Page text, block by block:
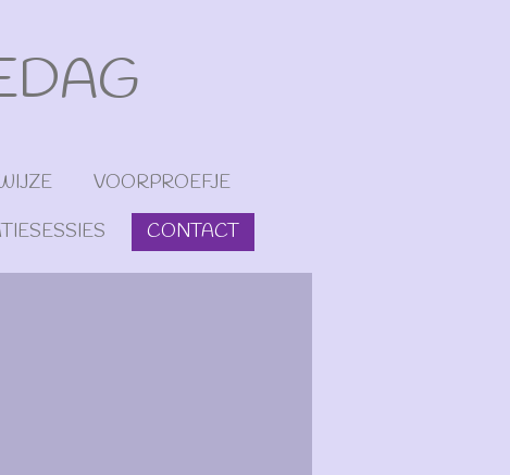
VOORPROEFJE
CONTACT